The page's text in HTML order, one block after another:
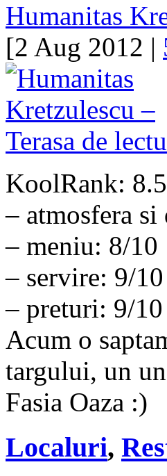
Humanitas
[2 Aug 2012 |
KoolRank:
– atmosfera
– meniu: 8/10
– servire: 9/10
– preturi: 9/10
Acum o
targului, un
Fasia Oaza :)
Localuri,